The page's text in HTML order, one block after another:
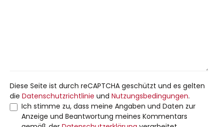
Diese Seite ist durch reCAPTCHA geschützt und es gelten
die Datenschutzrichtlinie und Nutzungsbedingungen.
Ich stimme zu, dass meine Angaben und Daten zur
Anzeige und Beantwortung meines Kommentars